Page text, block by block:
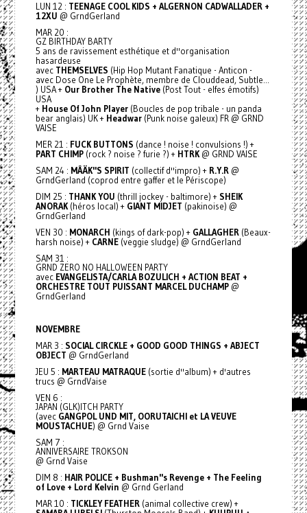
LUN 12 : TEENAGE COOL KIDS + ALGERNON CADWALLADER +
12XU @ GrndGerland
MAR 20 :
GZ BIRTHDAY BARTY
5 ans de ravissement esthétique et d''organisation
hasardeuse
avec THEMSELVES (Hip Hop Mutant Fanatique - Anticon -
avec Dose One Le Prophète, membre de Clouddead, Subtle...
) USA + Our Brother The Native (Post Tout - elfes émotifs)
USA
+ House Of John Player(Boucles de pop tribale - un panda
bear anglais) UK +Headwar (Punk noise galeux) FR @ GRND
VAISE
MER 21 : FUCK BUTTONS (dance ! noise ! convulsions !) +
PART CHIMP (rock ? noise ? furie ?) + HTRK@ GRND VAISE
SAM 24 : MÂÄK''S SPIRIT (collectif d''impro) + R.Y.R @
GrndGerland (coprod entre gaffer et le Périscope)
DIM 25 : THANK YOU (thrill jockey - baltimore) + SHEIK
ANORAK(héros local) + GIANT MIDJET (pakinoise) @
GrndGerland
VEN 30 : MONARCH (kings of dark-pop) + GALLAGHER(Beaux-
harsh noise) + CARNE(veggie sludge) @ GrndGerland
SAM 31 :
GRND ZERO NO HALLOWEEN PARTY
avec EVANGELISTA/CARLA BOZULICH + ACTION BEAT +
ORCHESTRE TOUT PUISSANT MARCEL DUCHAMP@
GrndGerland
NOVEMBRE
MAR 3 : SOCIAL CIRCKLE + GOOD GOOD THINGS + ABJECT
OBJECT @ GrndGerland
JEU 5 : MARTEAU MATRAQUE(sortie d''album) + d'autres
trucs @ GrndVaise
VEN 6 :
JAPAN (GLK)ITCH PARTY
(avec GANGPOL UND MIT, OORUTAICHI et LA VEUVE
MOUSTACHUE) @ Grnd Vaise
SAM 7 :
ANNIVERSAIRE TROKSON
@ Grnd Vaise
DIM 8 : HAIR POLICE + Bushman''s Revenge + The Feeling
of Love + Lord Kelvin @ Grnd Gerland
MAR 10 : TICKLEY FEATHER(animal collective crew) +